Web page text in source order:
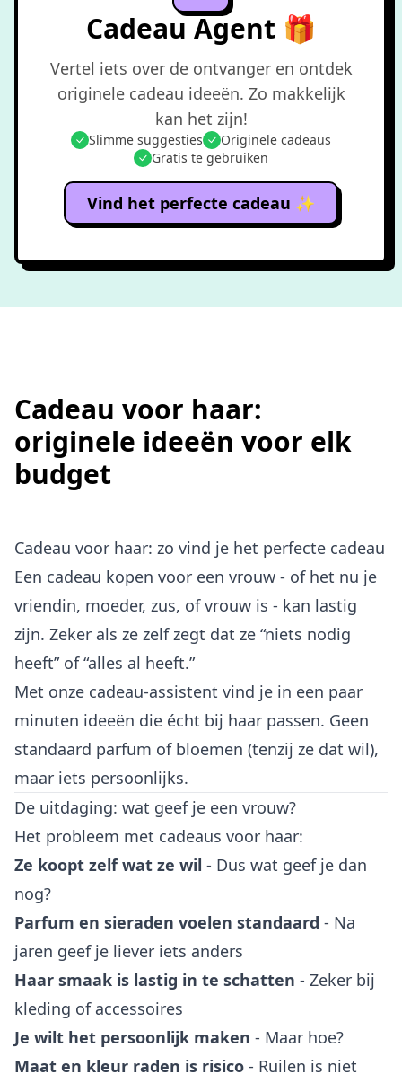
Cadeau Agent 🎁
Vertel iets over de ontvanger en ontdek
originele cadeau ideeën. Zo makkelijk
kan het zijn!
Slimme suggesties
Originele cadeaus
Gratis te gebruiken
Vind het perfecte cadeau ✨
Cadeau voor haar:
originele ideeën voor elk
budget
Cadeau voor haar: zo vind je het perfecte cadeau
Een cadeau kopen voor een vrouw - of het nu je
vriendin, moeder, zus, of vrouw is - kan lastig
zijn. Zeker als ze zelf zegt dat ze “niets nodig
heeft” of “alles al heeft.”
Met onze cadeau-assistent vind je in een paar
minuten ideeën die écht bij haar passen. Geen
standaard parfum of bloemen (tenzij ze dat wil),
maar iets persoonlijks.
De uitdaging: wat geef je een vrouw?
Het probleem met cadeaus voor haar:
Ze koopt zelf wat ze wil - Dus wat geef je dan
nog?
Parfum en sieraden voelen standaard - Na
jaren geef je liever iets anders
Haar smaak is lastig in te schatten - Zeker bij
kleding of accessoires
Je wilt het persoonlijk maken - Maar hoe?
Maat en kleur raden is risico - Ruilen is niet